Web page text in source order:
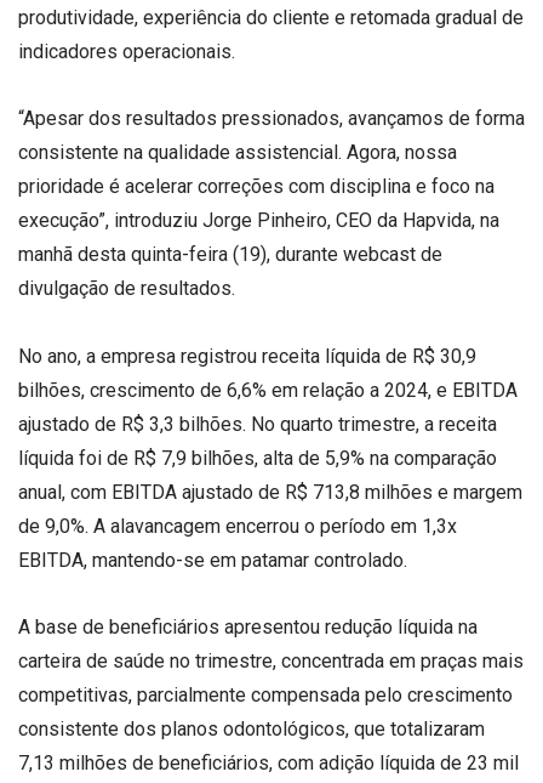
produtividade, experiência do cliente e retomada gradual de
indicadores operacionais.
“Apesar dos resultados pressionados, avançamos de forma
consistente na qualidade assistencial. Agora, nossa
prioridade é acelerar correções com disciplina e foco na
execução”, introduziu Jorge Pinheiro, CEO da Hapvida, na
manhã desta quinta-feira (19), durante webcast de
divulgação de resultados.
No ano, a empresa registrou receita líquida de R$ 30,9
bilhões, crescimento de 6,6% em relação a 2024, e EBITDA
ajustado de R$ 3,3 bilhões. No quarto trimestre, a receita
líquida foi de R$ 7,9 bilhões, alta de 5,9% na comparação
anual, com EBITDA ajustado de R$ 713,8 milhões e margem
de 9,0%. A alavancagem encerrou o período em 1,3x
EBITDA, mantendo-se em patamar controlado.
A base de beneficiários apresentou redução líquida na
carteira de saúde no trimestre, concentrada em praças mais
competitivas, parcialmente compensada pelo crescimento
consistente dos planos odontológicos, que totalizaram
7,13 milhões de beneficiários, com adição líquida de 23 mil